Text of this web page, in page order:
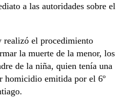
a las autoridades sobre el
realizó el procedimiento
la muerte de la menor, los
de la niña, quien tenía una
homicidio emitida por el 6º